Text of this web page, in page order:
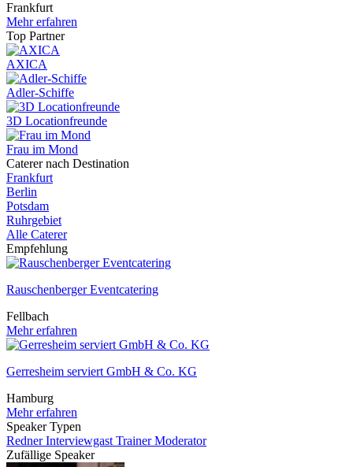
Frankfurt
Mehr erfahren
Top Partner
AXICA
Adler-Schiffe
3D Locationfreunde
Frau im Mond
Caterer nach Destination
Frankfurt
Berlin
Potsdam
Ruhrgebiet
Alle Caterer
Empfehlung
Rauschenberger Eventcatering
Fellbach
Mehr erfahren
Gerresheim serviert GmbH & Co. KG
Hamburg
Mehr erfahren
Speaker Typen
RednerInterviewgast TrainerModerator
Zufällige Speaker